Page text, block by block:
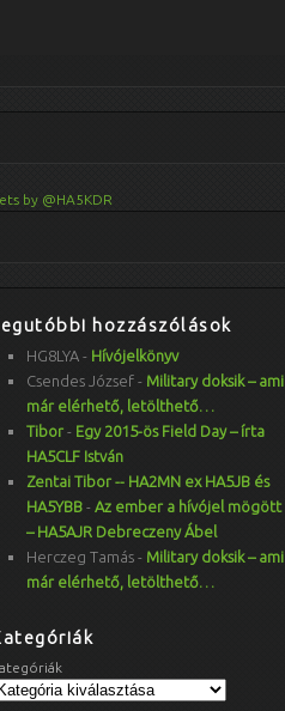
by @HA5KDR
hozzászólások
HG8LYA - Hívójelkönyv
Csendes József - Military doksik – ami
már elérhető, letölthető…
Tibor - Egy 2015-ös Field Day – írta
HA5CLF István
Zentai Tibor -- HA2MN ex HA5JB és
HA5YBB - Az ember a hívójel mögött
– HA5AJR Debreczeny Ábel
Herczeg Tamás - Military doksik – ami
már elérhető, letölthető…